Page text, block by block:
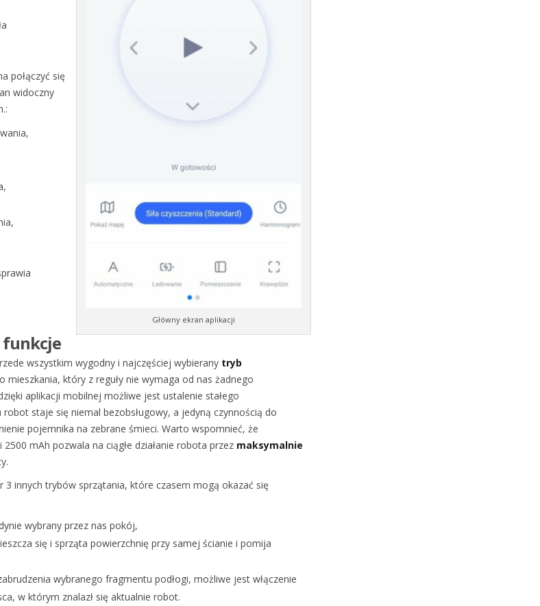
Główny ekran aplikacji
połączyć się
widoczny
funkcje
wszystkim wygodny i najczęściej wybierany tryb
mieszkania, który z reguły nie wymaga od nas żadnego
aplikacji mobilnej możliwe jest ustalenie stałego
robot staje się niemal bezobsługowy, a jedyną czynnością do
pojemnika na zebrane śmieci. Warto wspomnieć, że
mAh pozwala na ciągłe działanie robota przez maksymalnie
3 innych trybów sprzątania, które czasem mogą okazać się
wybrany przez nas pokój,
się i sprząta powierzchnię przy samej ścianie i pomija
wybranego fragmentu podłogi, możliwe jest włączenie
w którym znalazł się aktualnie robot.